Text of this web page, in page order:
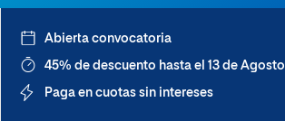
Abierta convocatoria
45% de descuento hasta el 13 de Agosto
Paga en cuotas sin intereses